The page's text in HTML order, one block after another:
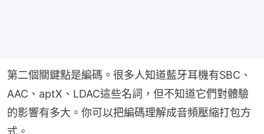
第二個關鍵點是編碼。很多人知道藍牙耳機有SBC、
AAC、aptX、LDAC這些名詞，但不知道它們對體驗
的影響有多大。你可以把編碼理解成音頻壓縮打包方
式。